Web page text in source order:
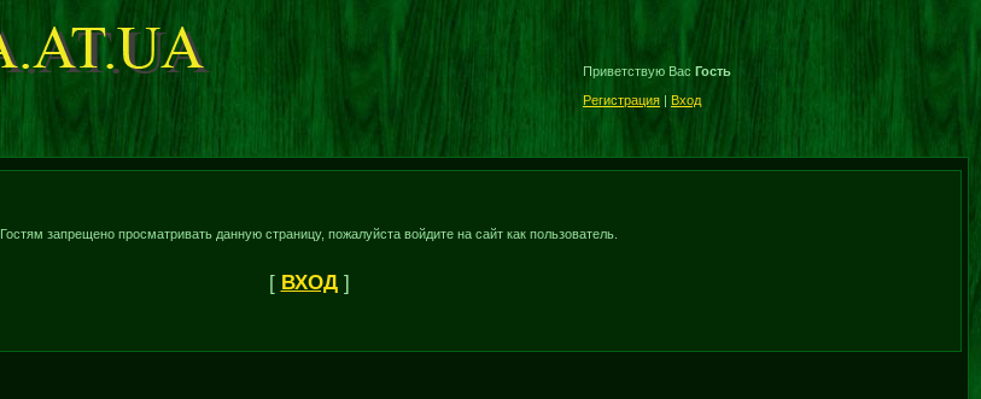
Приветствую Вас Гость
Регистрация | Вход
Гостям запрещено просматривать данную страницу, пожалуйста войдите на сайт как пользователь.
[ ВХОД]